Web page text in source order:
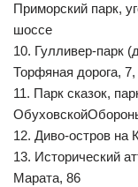
Приморский парк,
шоссе
10. Гулливер-парк
Торфяная дорога,
11. Парк сказок,
12. Диво-остров на
13. Исторический
Марата, 86